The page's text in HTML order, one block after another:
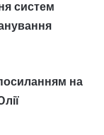
систем
на